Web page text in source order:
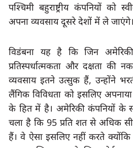
पश्चिमी बहुराष्ट्रीय कंपनियों को
अपना व्यवसाय दूसरे देशों में ले जाएंगे।
विडंबना यह है कि जिन अमेरिकी
प्रतिस्पर्धात्मकता और दक्षता की
व्यवसाय इतने उत्सुक हैं, उन्होंने
लैंगिक विविधता को इसलिए अपनाया
के हित में है। अमेरिकी कंपनियों के
चला है कि 95 प्रति शत से अधिक
हैं। वे ऐसा इसलिए नहीं करते